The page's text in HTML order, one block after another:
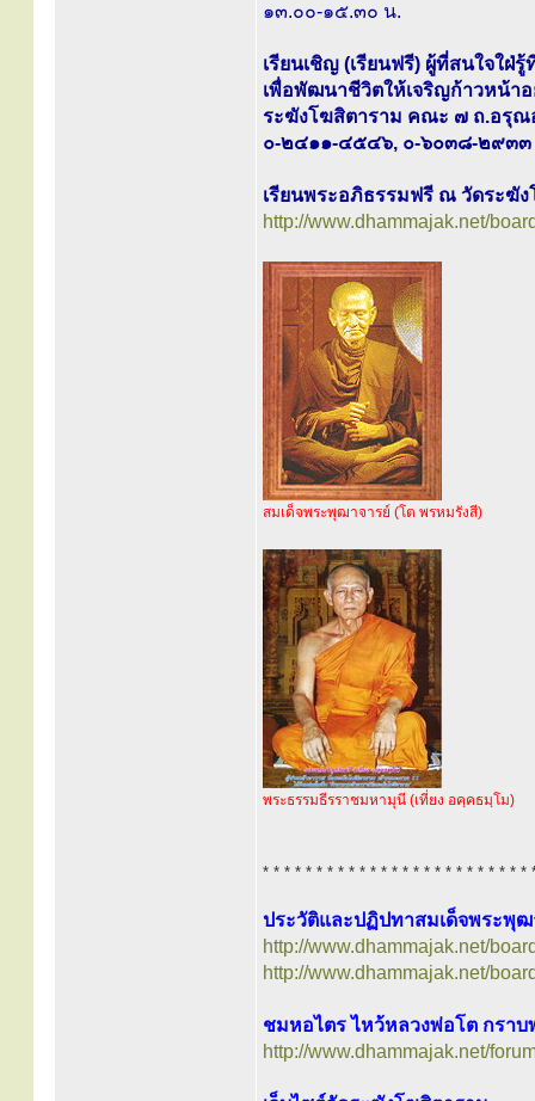
๑๓.๐๐-๑๕.๓๐ น.
เรียนเชิญ (เรียนฟรี) ผู้ที่สนใจใฝ่
เพื่อพัฒนาชีวิตให้เจริญก้าวหน้า
ระฆังโฆสิตาราม คณะ ๗ ถ.อรุณ
๐-๒๔๑๑-๔๕๔๖, ๐-๖๐๓๘-๒๙๓๓
เรียนพระอภิธรรมฟรี ณ วัดระฆั
http://www.dhammajak.net/
สมเด็จพระพุฒาจารย์ (โต พรหมรังสี)
พระธรรมธีรราชมหามุนี (เที่ยง อคฺคธมฺโม)
* * * * * * * * * * * * * * * * * * * * * * * * *
ประวัติและปฏิปทาสมเด็จพระพุฒ
http://www.dhammajak.net/
http://www.dhammajak.net/
ชมหอไตร ไหว้หลวงพ่อโต กราบ
http://www.dhammajak.net/